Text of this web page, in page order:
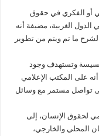
أو الفكري في حقوق
الغربية، مضيفة أنه
ما تم ويتم من تطوير
مسيسة وتستهدف وجود
على المكتب الإعلامي
تواصل مستمر مع وسائل
لحقوق الإنسان، إلى
المحلي والخارجي،